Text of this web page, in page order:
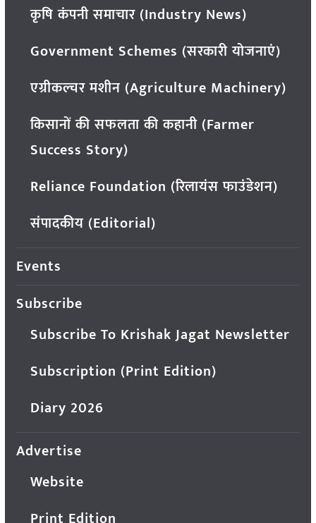
कृषि कंपनी समाचार (Industry News)
Government Schemes (सरकारी योजनाएं)
एग्रीकल्चर मशीन (Agriculture Machinery)
किसानों की सफलता की कहानी (Farmer
Success Story)
Reliance Foundation (रिलायंस फाउंडेशन)
संपादकीय (Editorial)
Events
Subscribe
Subscribe To Krishak Jagat Newsletter
Subscription (Print Edition)
Diary 2026
Advertise
Website